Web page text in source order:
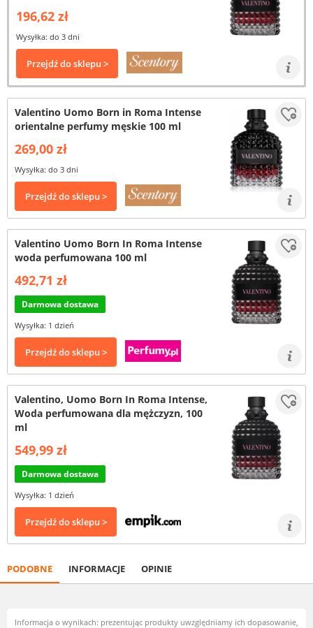
196,62 zł
Wysyłka: do 3 dni
Przejdź do sklepu >
Valentino Uomo Born in Roma Intense
orientalne perfumy męskie 100 ml
269,00 zł
Wysyłka: do 3 dni
Przejdź do sklepu >
Valentino Uomo Born In Roma Intense
woda perfumowana 100 ml
492,71 zł
Darmowa dostawa
Wysyłka: 1 dzień
Przejdź do sklepu >
Valentino, Uomo Born In Roma Intense,
Woda perfumowana dla mężczyzn, 100
ml
549,99 zł
Darmowa dostawa
Wysyłka: 1 dzień
Przejdź do sklepu >
PODOBNE INFORMACJE OPINIE
Informacja o wynikach: prezentując produkty uwzględniamy ich dopasowanie,